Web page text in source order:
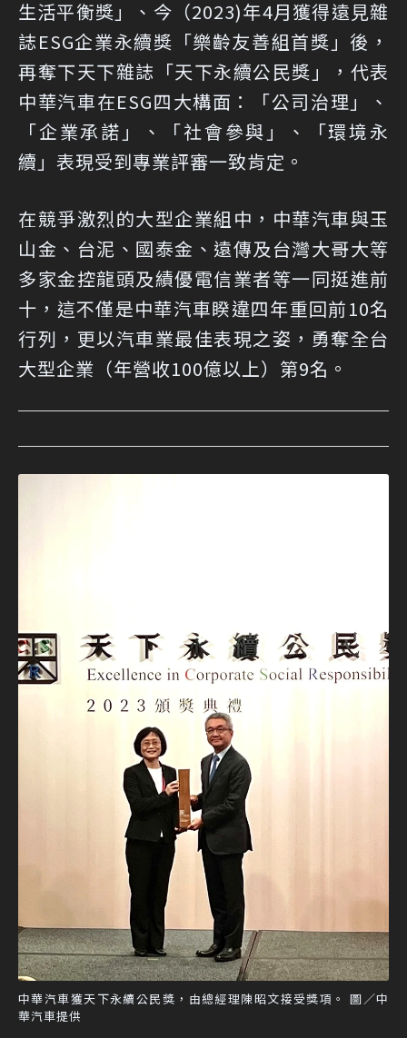
生活平衡獎」、今（2023)年4月獲得遠見雜
誌ESG企業永續獎「樂齡友善組首獎」後，
再奪下天下雜誌「天下永續公民獎」，代表
中華汽車在ESG四大構面：「公司治理」、
「企業承諾」、「社會參與」、「環境永
續」表現受到專業評審一致肯定。
在競爭激烈的大型企業組中，中華汽車與玉
山金、台泥、國泰金、遠傳及台灣大哥大等
多家金控龍頭及績優電信業者等一同挺進前
十，這不僅是中華汽車睽違四年重回前10名
行列，更以汽車業最佳表現之姿，勇奪全台
大型企業（年營收100億以上）第9名。
中華汽車獲天下永續公民獎，由總經理陳昭文接受獎項。 圖／中
華汽車提供